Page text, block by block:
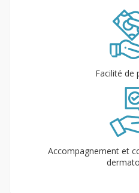
Facilité de
Accompagnement et